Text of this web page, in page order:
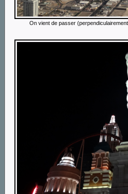
On vient de passer